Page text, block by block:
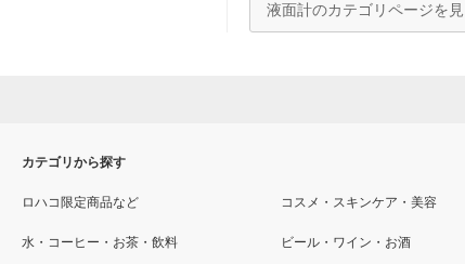
液面計のカテゴリページを見
カテゴリから探す
ロハコ限定商品など コスメ・スキンケア・美容
水・コーヒー・お茶・飲料 ビール・ワイン・お酒